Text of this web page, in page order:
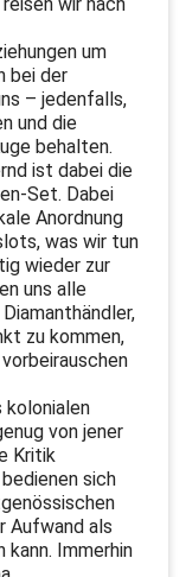
um
bei der
– jedenfalls,
und die
behalten.
ist dabei die
Set. Dabei
Anordnung
was wir tun
wieder zur
uns alle
zu kommen,
kolonialen
von jener
Kritik
sich
Aufwand als
Immerhin